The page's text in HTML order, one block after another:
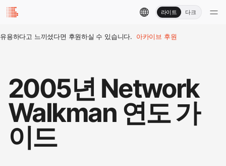
라이트 다크
유용하다고 느끼셨다면 후원하실 수 있습니다. 아카이브 후원
2005년 Network
Walkman 연도 가
이드